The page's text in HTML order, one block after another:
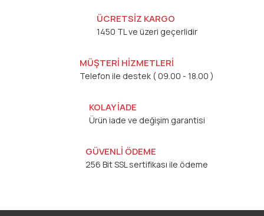
ÜCRETSİZ KARGO
1450 TL ve üzeri geçerlidir
MÜŞTERİ HİZMETLERİ
Telefon ile destek ( 09.00 - 18.00 )
KOLAY İADE
Ürün iade ve değişim garantisi
GÜVENLİ ÖDEME
256 Bit SSL sertifikası ile ödeme